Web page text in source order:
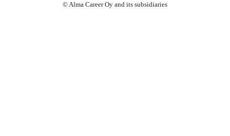
© Alma Career Oy and its subsidiaries